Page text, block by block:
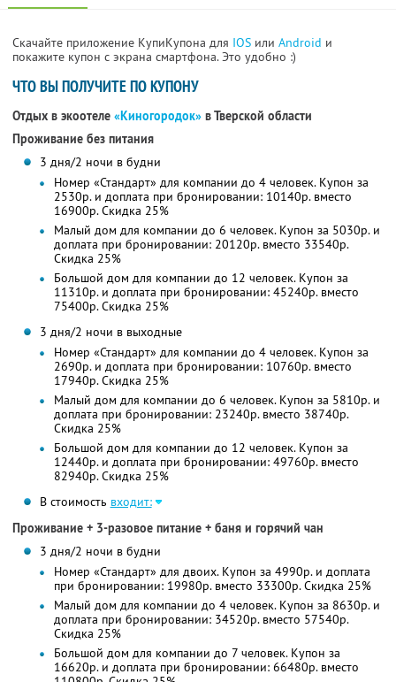
Скачайте приложение КупиКупона для IOS или Android и
покажите купон с экрана смартфона. Это удобно :)
ЧТО ВЫ ПОЛУЧИТЕ ПО КУПОНУ
Отдых в экоотеле «Киногородок» в Тверской области
Проживание без питания
3 дня/2 ночи в будни
Номер «Стандарт» для компании до 4 человек. Купон за
2530р. и доплата при бронировании: 10140р. вместо
16900р. Скидка 25%
Малый дом для компании до 6 человек. Купон за 5030р. и
доплата при бронировании: 20120р. вместо 33540р.
Скидка 25%
Большой дом для компании до 12 человек. Купон за
11310р. и доплата при бронировании: 45240р. вместо
75400р. Скидка 25%
3 дня/2 ночи в выходные
Номер «Стандарт» для компании до 4 человек. Купон за
2690р. и доплата при бронировании: 10760р. вместо
17940р. Скидка 25%
Малый дом для компании до 6 человек. Купон за 5810р. и
доплата при бронировании: 23240р. вместо 38740р.
Скидка 25%
Большой дом для компании до 12 человек. Купон за
12440р. и доплата при бронировании: 49760р. вместо
82940р. Скидка 25%
В стоимость входит:
Проживание + 3-разовое питание + баня и горячий чан
3 дня/2 ночи в будни
Номер «Стандарт» для двоих. Купон за 4990р. и доплата
при бронировании: 19980р. вместо 33300р. Скидка 25%
Малый дом для компании до 4 человек. Купон за 8630р. и
доплата при бронировании: 34520р. вместо 57540р.
Скидка 25%
Большой дом для компании до 7 человек. Купон за
16620р. и доплата при бронировании: 66480р. вместо